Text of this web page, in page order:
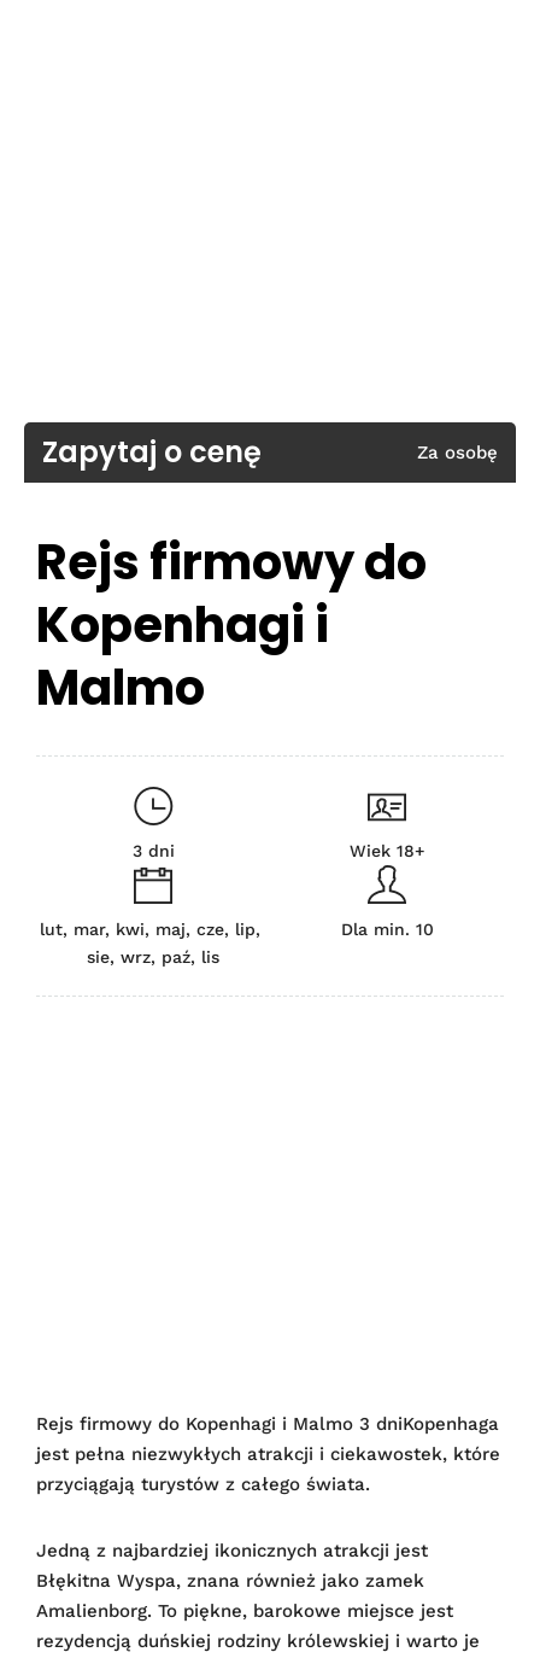
Zapytaj o cenę Za osobę
Rejs firmowy do
Kopenhagi i
Malmo
3 dni Wiek 18+
lut, mar, kwi, maj, cze, lip,
sie, wrz, paź, lis
Dla min. 10
Rejs firmowy do Kopenhagi i Malmo 3 dniKopenhaga
jest pełna niezwykłych atrakcji i ciekawostek, które
przyciągają turystów z całego świata.
Jedną z najbardziej ikonicznych atrakcji jest
Błękitna Wyspa, znana również jako zamek
Amalienborg. To piękne, barokowe miejsce jest
rezydencją duńskiej rodziny królewskiej i warto je